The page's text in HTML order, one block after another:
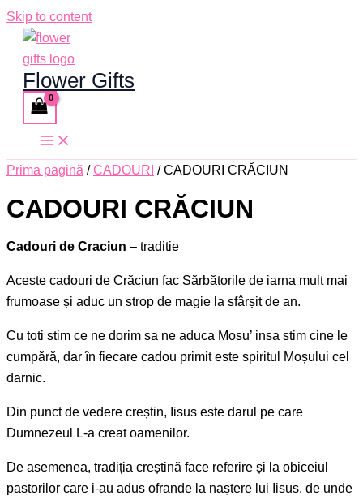
Skip to content
Flower Gifts
Prima pagină /CADOURI / CADOURI CRĂCIUN
CADOURI CRĂCIUN
Cadouri de Craciun – traditie
Aceste cadouri de Crăciun fac Sărbătorile de iarna mult mai
frumoase și aduc un strop de magie la sfârșit de an.
Cu toti stim ce ne dorim sa ne aduca Mosu’ insa stim cine le
cumpără, dar în fiecare cadou primit este spiritul Moșului cel
darnic.
Din punct de vedere creștin, Iisus este darul pe care
Dumnezeul L-a creat oamenilor.
De asemenea, tradiția creștină face referire și la obiceiul
pastorilor care i-au adus ofrande la naștere lui Iisus, de unde